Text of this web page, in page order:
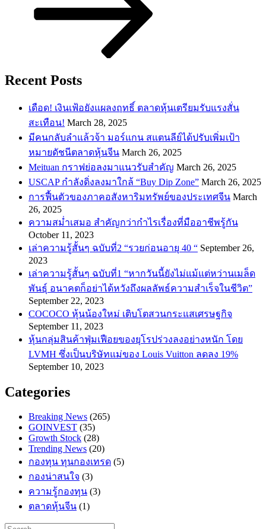
Recent Posts
เดือด! เงินเฟ้อยังแผลงฤทธิ์ ตลาดหุ้นเตรียมรับแรงสั่น
สะเทือน! March 28, 2025
​มีคนกลับลำแล้วจ้า มอร์แกน สแตนลีย์ได้ปรับเพิ่มเป้า
หมายดัชนีตลาดหุ้นจีน March 26, 2025
Meituan กราฟย่อลงมาแนวรับสำคัญ March 26, 2025
USCAP กำลังดิ่งลงมาใกล้ “Buy Dip Zone” March 26, 2025
การฟื้นตัวของภาคอสังหาริมทรัพย์ของประเทศจีน March
26, 2025
ความสม่ำเสมอ สำคัญกว่ากำไรเรื่องที่มืออาชีพรู้กัน
October 11, 2023
เล่าความรู้สั้นๆ ฉบับที่2 “รวยก่อนอายุ 40 “ September 26,
2023
เล่าความรู้สั้นๆ ฉบับที่1 “หากวันนี้ยังไม่แม้แต่หว่านเมล็ด
พันธ์ุ อนาคตก็อย่าได้หวังถึงผลลัพธ์ความสำเร็จในชีวิต”
September 22, 2023
COCOCO หุ้นน้องใหม่ เติบโตสวนกระแสเศรษฐกิจ
September 11, 2023
หุ้นกลุ่มสินค้าฟุ่มเฟือยของยุโรปร่วงลงอย่างหนัก โดย
LVMH ซึ่งเป็นบริษัทแม่ของ Louis Vuitton ลดลง 19%
September 10, 2023
Categories
Breaking News (265)
GOINVEST (35)
Growth Stock (28)
Trending News (20)
กองทุน ทุนกองเทรด (5)
กองน่าสนใจ (3)
ความรู้กองทุน (3)
ตลาดหุ้นจีน (1)